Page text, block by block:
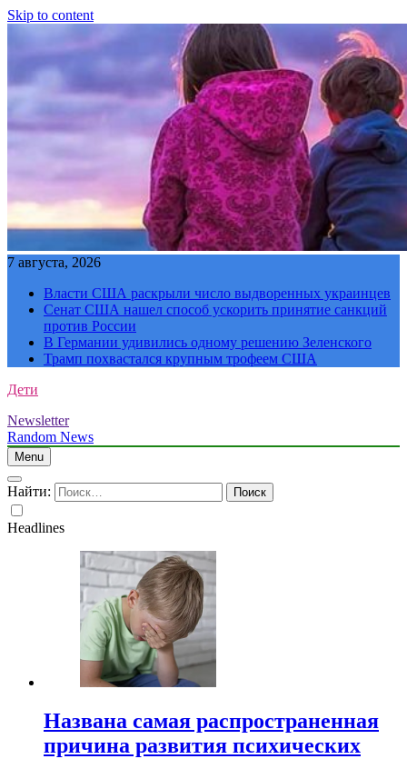
Skip to content
7 августа, 2026
Власти США раскрыли число выдворенных украинцев
Сенат США нашел способ ускорить принятие санкций
против России
В Германии удивились одному решению Зеленского
Трамп похвастался крупным трофеем США
Дети
Newsletter
Random News
Menu
Найти:
Headlines
Названа самая распространенная
причина развития психических